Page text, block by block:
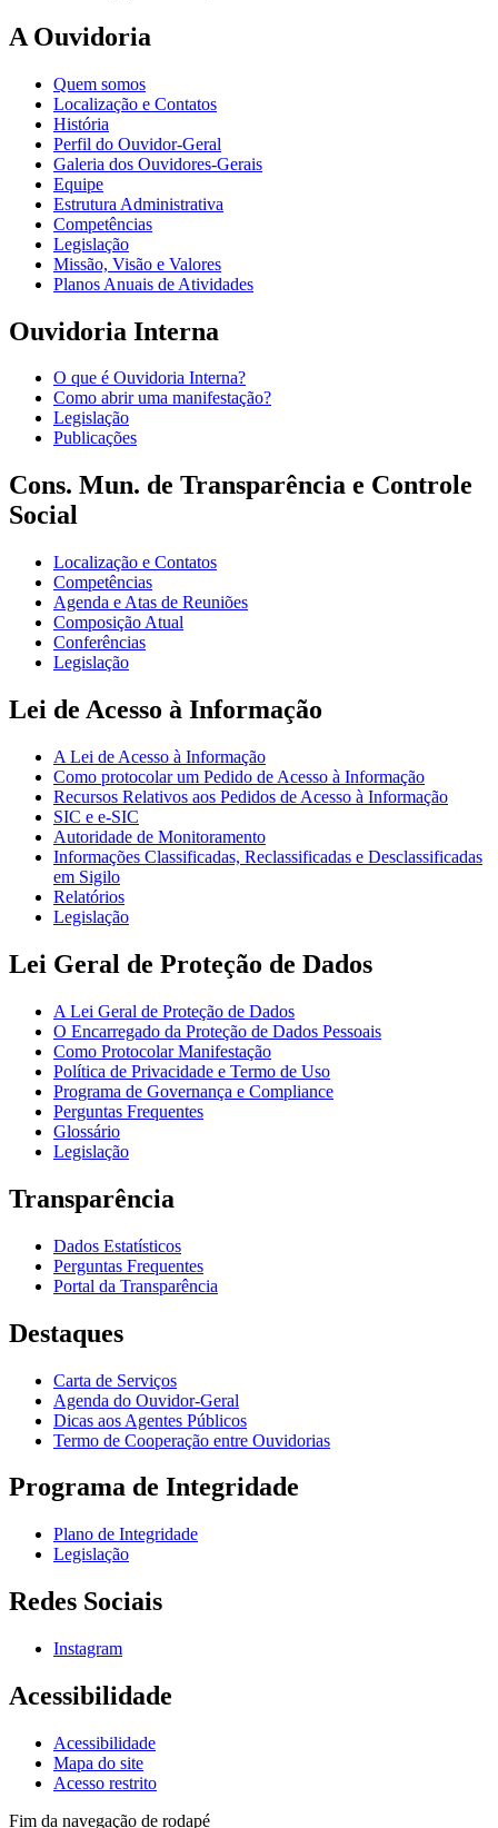
A Ouvidoria
Quem somos
Localização e Contatos
História
Perfil do Ouvidor-Geral
Galeria dos Ouvidores-Gerais
Equipe
Estrutura Administrativa
Competências
Legislação
Missão, Visão e Valores
Planos Anuais de Atividades
Ouvidoria Interna
O que é Ouvidoria Interna?
Como abrir uma manifestação?
Legislação
Publicações
Cons. Mun. de Transparência e Controle
Social
Localização e Contatos
Competências
Agenda e Atas de Reuniões
Composição Atual
Conferências
Legislação
Lei de Acesso à Informação
A Lei de Acesso à Informação
Como protocolar um Pedido de Acesso à Informação
Recursos Relativos aos Pedidos de Acesso à Informação
SIC e e-SIC
Autoridade de Monitoramento
Informações Classificadas, Reclassificadas e Desclassificadas
em Sigilo
Relatórios
Legislação
Lei Geral de Proteção de Dados
A Lei Geral de Proteção de Dados
O Encarregado da Proteção de Dados Pessoais
Como Protocolar Manifestação
Política de Privacidade e Termo de Uso
Programa de Governança e Compliance
Perguntas Frequentes
Glossário
Legislação
Transparência
Dados Estatísticos
Perguntas Frequentes
Portal da Transparência
Destaques
Carta de Serviços
Agenda do Ouvidor-Geral
Dicas aos Agentes Públicos
Termo de Cooperação entre Ouvidorias
Programa de Integridade
Plano de Integridade
Legislação
Redes Sociais
Instagram
Acessibilidade
Acessibilidade
Mapa do site
Acesso restrito
Fim da navegação de rodapé